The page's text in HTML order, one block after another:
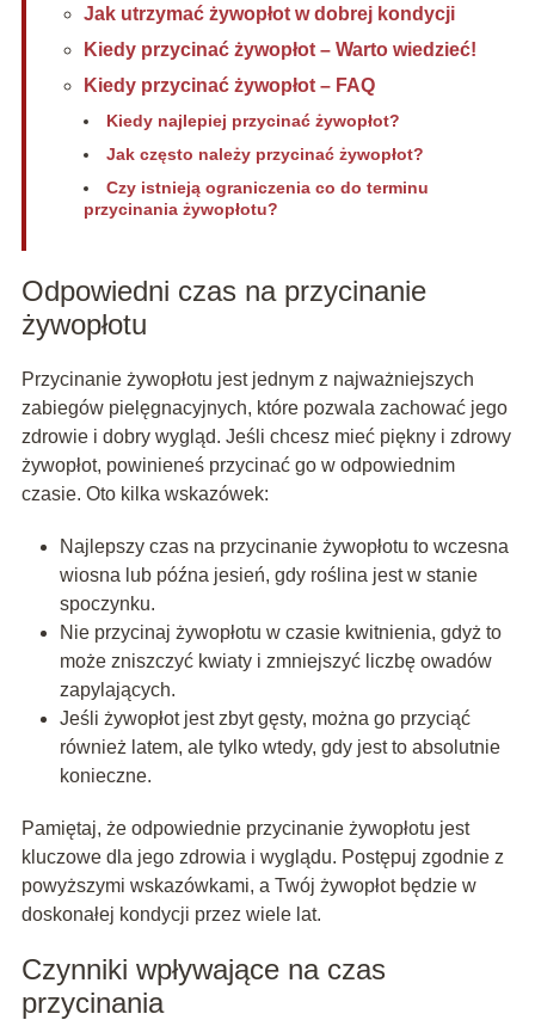
Jak utrzymać żywopłot w dobrej kondycji
Kiedy przycinać żywopłot – Warto wiedzieć!
Kiedy przycinać żywopłot – FAQ
Kiedy najlepiej przycinać żywopłot?
Jak często należy przycinać żywopłot?
Czy istnieją ograniczenia co do terminu
przycinania żywopłotu?
Odpowiedni czas na przycinanie
żywopłotu
Przycinanie żywopłotu jest jednym z najważniejszych
zabiegów pielęgnacyjnych, które pozwala zachować jego
zdrowie i dobry wygląd. Jeśli chcesz mieć piękny i zdrowy
żywopłot, powinieneś przycinać go w odpowiednim
czasie. Oto kilka wskazówek:
Najlepszy czas na przycinanie żywopłotu to wczesna
wiosna lub późna jesień, gdy roślina jest w stanie
spoczynku.
Nie przycinaj żywopłotu w czasie kwitnienia, gdyż to
może zniszczyć kwiaty i zmniejszyć liczbę owadów
zapylających.
Jeśli żywopłot jest zbyt gęsty, można go przyciąć
również latem, ale tylko wtedy, gdy jest to absolutnie
konieczne.
Pamiętaj, że odpowiednie przycinanie żywopłotu jest
kluczowe dla jego zdrowia i wyglądu. Postępuj zgodnie z
powyższymi wskazówkami, a Twój żywopłot będzie w
doskonałej kondycji przez wiele lat.
Czynniki wpływające na czas
przycinania